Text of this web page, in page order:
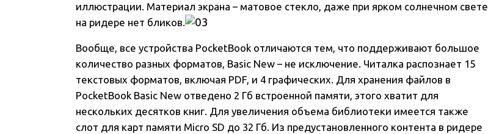
иллюстрации. Материал экрана – матовое стекло, даже при ярком солнечном свете
на ридере нет бликов.
Вообще, все устройства PocketBook отличаются тем, что поддерживают большое
количество разных форматов, Basic New – не исключение. Читалка распознает 15
текстовых форматов, включая PDF, и 4 графических. Для хранения файлов в
PocketBook Basic New отведено 2 Гб встроенной памяти, этого хватит для
нескольких десятков книг. Для увеличения объема библиотеки имеется также
слот для карт памяти Micro SD до 32 Гб. Из предустановленного контента в ридере